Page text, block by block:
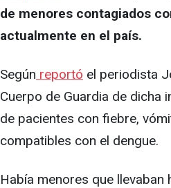
de menores contagiados
actualmente en el país.
Según reportó el periodista
Cuerpo de Guardia de dicha
de pacientes con fiebre,
compatibles con el dengue.
Había menores que